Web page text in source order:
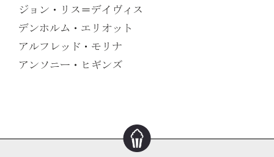
ジョン・リス＝デイヴィス
デンホルム・エリオット
アルフレッド・モリナ
アンソニー・ヒギンズ